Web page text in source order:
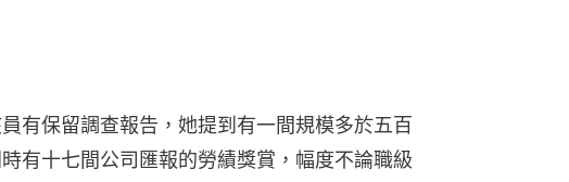
有保留調查報告，她提到有一間規模多於五百
有十七間公司匯報的勞績獎賞，幅度不論職級